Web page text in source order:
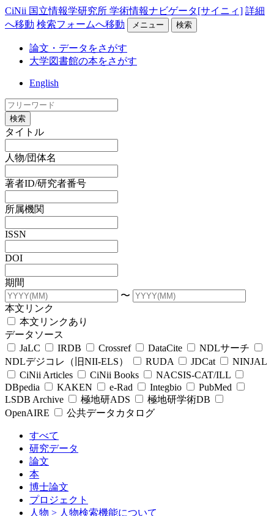
CiNii 国立情報学研究所 学術情報ナビゲータ[サイニィ] 詳細
へ移動 検索フォームへ移動 メニュー 検索
論文・データをさがす
大学図書館の本をさがす
English
検索
タイトル
人物/団体名
著者ID/研究者番号
所属機関
ISSN
DOI
期間
〜
本文リンク
本文リンクあり
データソース
JaLC
IRDB Crossref DataCite
NDLサーチ
NDLデジコレ（旧NII-ELS）
RUDA JDCat
NINJAL
CiNii Articles
CiNii Books
NACSIS-CAT/ILL
DBpedia
KAKEN e-Rad Integbio
PubMed
LSDB Archive
極地研ADS
極地研学術DB
OpenAIRE
公共データカタログ
すべて
研究データ
論文
本
博士論文
プロジェクト
人物 > 人物検索機能について